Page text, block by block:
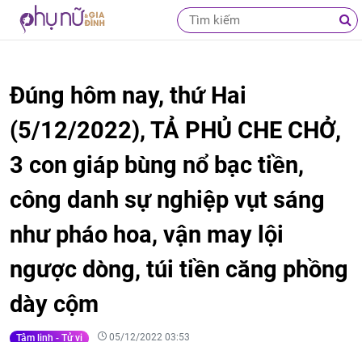
Đúng hôm nay, thứ Hai
(5/12/2022), TẢ PHỦ CHE CHỞ,
3 con giáp bùng nổ bạc tiền,
công danh sự nghiệp vụt sáng
như pháo hoa, vận may lội
ngược dòng, túi tiền căng phồng
dày cộm
Tâm linh - Tử vi 05/12/2022 03:53